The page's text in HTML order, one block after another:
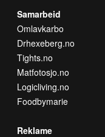
Samarbeid
Omlavkarbo
Drhexeberg.no
Tights.no
Matfotosjo.no
Logicliving.no
Foodbymarie
Reklame